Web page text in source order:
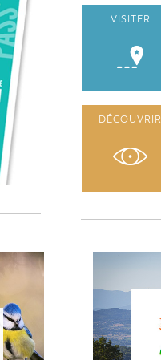
VISITER
DÉCOUVRIR